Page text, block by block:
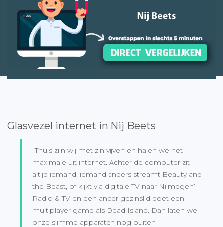
Glasvezel internet in Nij Beets
“Thuis zijn wij met z’n vijven en halen we het
maximale uit internet. Achter de computer zit
altijd iemand, iemand anders streamt Beauty and
the Beast, of kijkt via digitale TV naar Nijmegen1
Radio & TV en een ander gezinslid doet een
multiplayer game als Dead Island. Dan laten we
onze slimme apparaten nog buiten